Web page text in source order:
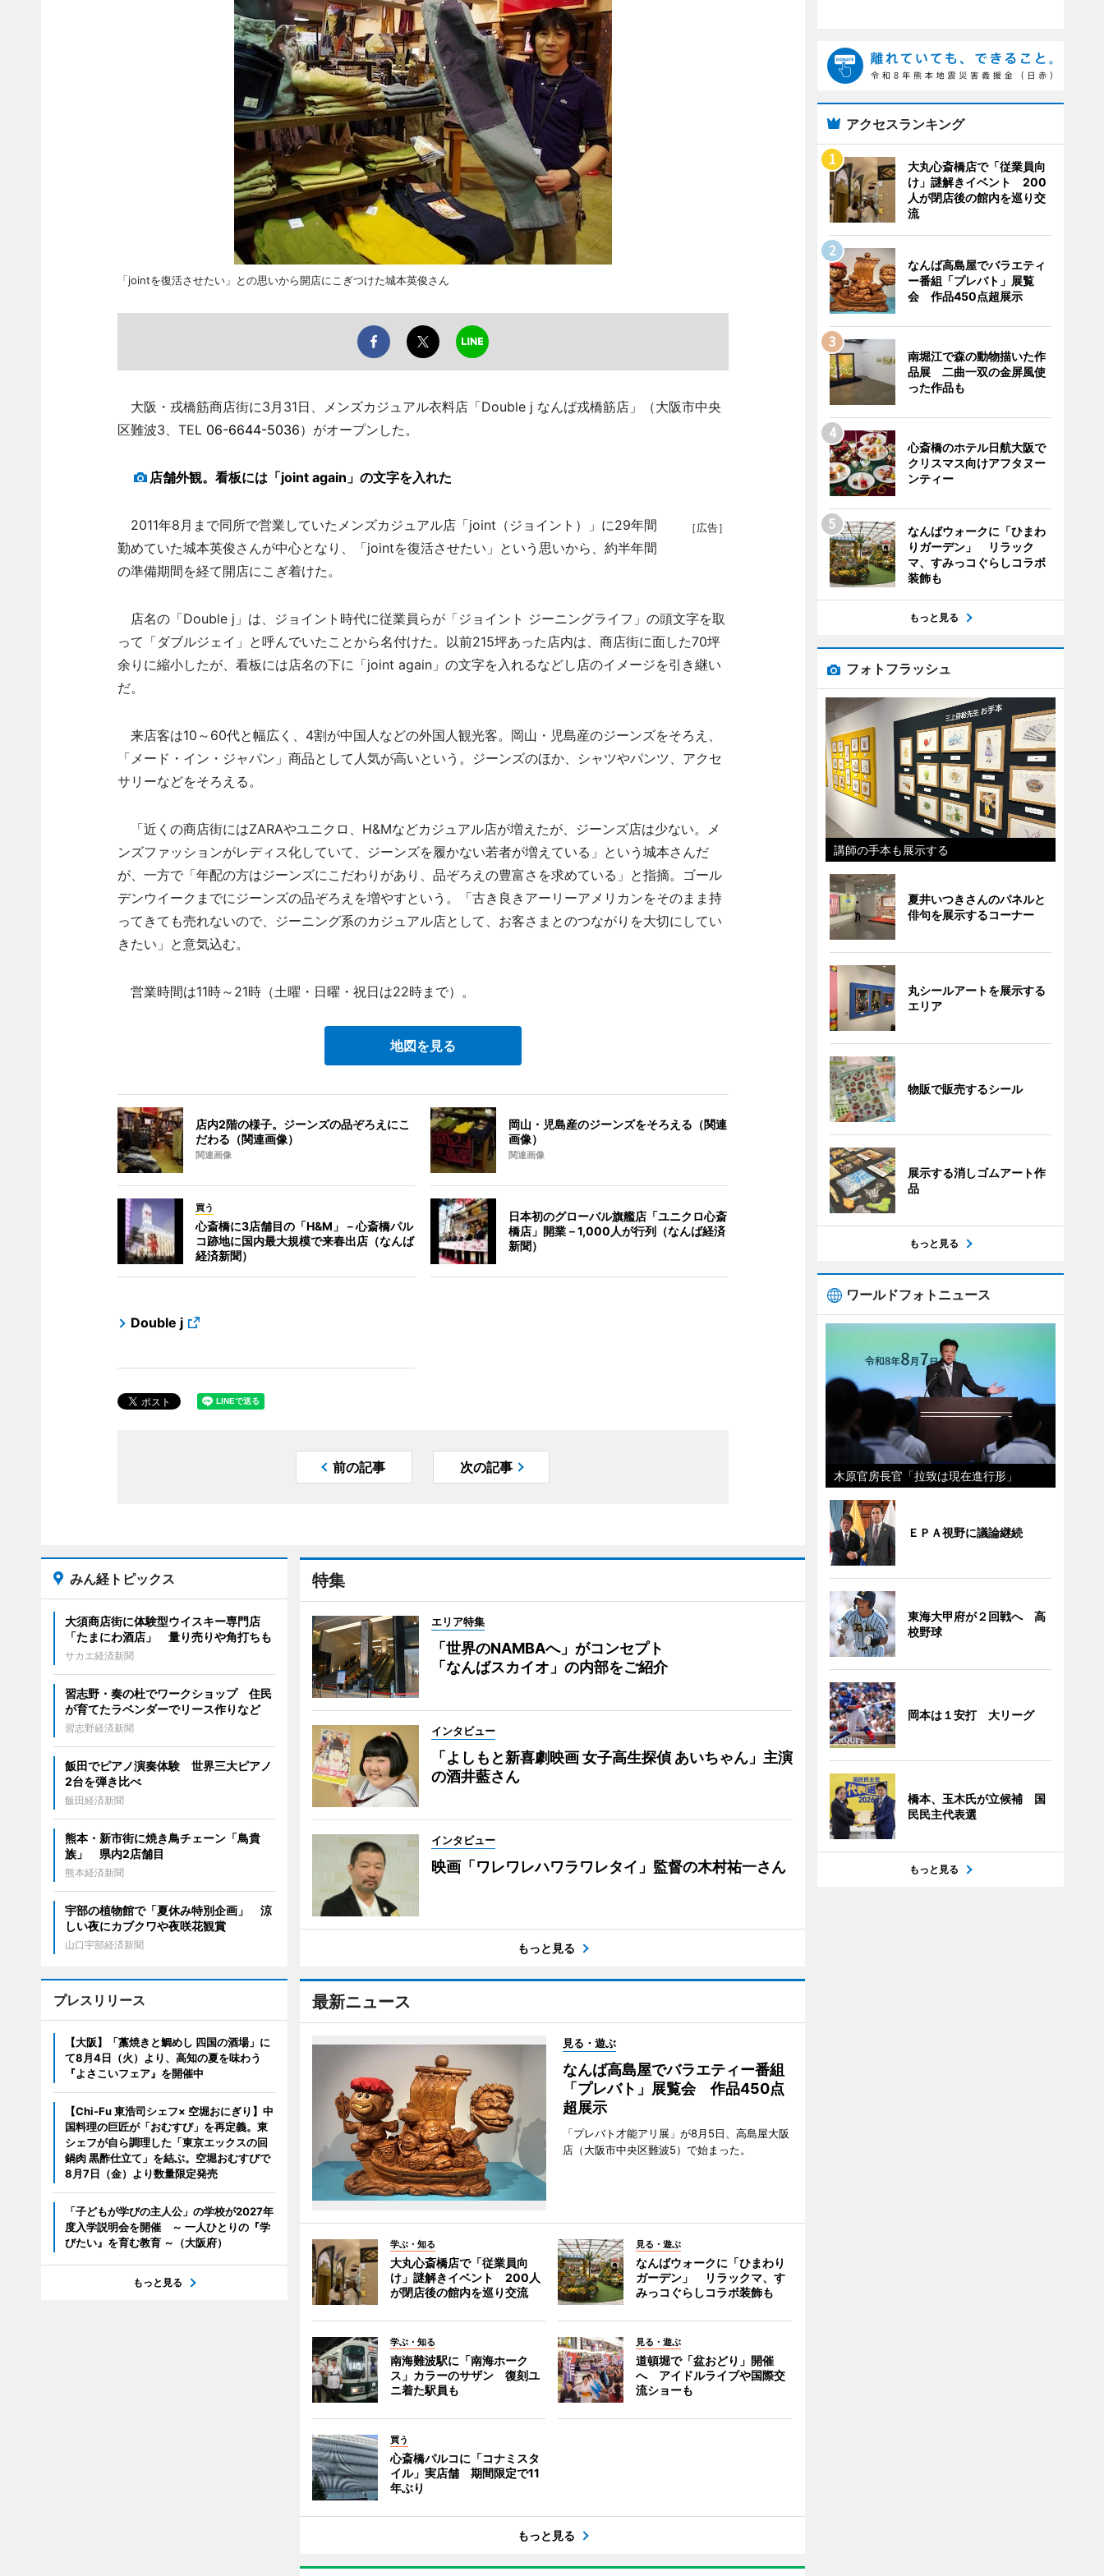
「jointを復活させたい」との思いから開店にこぎつけた城本英俊さん
大阪・戎橋筋商店街に3月31日、メンズカジュアル衣料店「Double j なんば戎橋筋店」（大阪市中央
区難波3、TEL 06-6644-5036）がオープンした。
店舗外観。看板には「joint again」の文字を入れた
［広告］
2011年8月まで同所で営業していたメンズカジュアル店「joint（ジョイント）」に29年間
勤めていた城本英俊さんが中心となり、「jointを復活させたい」という思いから、約半年間
の準備期間を経て開店にこぎ着けた。
店名の「Double j」は、ジョイント時代に従業員らが「ジョイント ジーニングライフ」の頭文字を取
って「ダブルジェイ」と呼んでいたことから名付けた。以前215坪あった店内は、商店街に面した70坪
余りに縮小したが、看板には店名の下に「joint again」の文字を入れるなどし店のイメージを引き継い
だ。
来店客は10～60代と幅広く、4割が中国人などの外国人観光客。岡山・児島産のジーンズをそろえ、
「メード・イン・ジャパン」商品として人気が高いという。ジーンズのほか、シャツやパンツ、アクセ
サリーなどをそろえる。
「近くの商店街にはZARAやユニクロ、H&Mなどカジュアル店が増えたが、ジーンズ店は少ない。メ
ンズファッションがレディス化していて、ジーンズを履かない若者が増えている」という城本さんだ
が、一方で「年配の方はジーンズにこだわりがあり、品ぞろえの豊富さを求めている」と指摘。ゴール
デンウイークまでにジーンズの品ぞろえを増やすという。「古き良きアーリーアメリカンをそのまま持
ってきても売れないので、ジーニング系のカジュアル店として、お客さまとのつながりを大切にしてい
きたい」と意気込む。
営業時間は11時～21時（土曜・日曜・祝日は22時まで）。
地図を見る
店内2階の様子。ジーンズの品ぞろえにこ
だわる（関連画像）
関連画像
岡山・児島産のジーンズをそろえる（関連
画像）
関連画像
買う
心斎橋に3店舗目の「H&M」－心斎橋パル
コ跡地に国内最大規模で来春出店（なんば
経済新聞）
日本初のグローバル旗艦店「ユニクロ心斎
橋店」開業－1,000人が行列（なんば経済
新聞）
Double j
前の記事 次の記事
特集
エリア特集
「世界のNAMBAへ」がコンセプト
「なんばスカイオ」の内部をご紹介
インタビュー
「よしもと新喜劇映画 女子高生探偵 あいちゃん」主演
の酒井藍さん
インタビュー
映画「ワレワレハワラワレタイ」監督の木村祐一さん
もっと見る
最新ニュース
見る・遊ぶ
なんば高島屋でバラエティー番組
「プレバト」展覧会 作品450点
超展示
「プレバト才能アリ展」が8月5日、高島屋大阪
店（大阪市中央区難波5）で始まった。
学ぶ・知る
大丸心斎橋店で「従業員向
け」謎解きイベント 200人
が閉店後の館内を巡り交流
見る・遊ぶ
なんばウォークに「ひまわり
ガーデン」 リラックマ、す
みっコぐらしコラボ装飾も
学ぶ・知る
南海難波駅に「南海ホーク
ス」カラーのサザン 復刻ユ
ニ着た駅員も
見る・遊ぶ
道頓堀で「盆おどり」開催
へ アイドルライブや国際交
流ショーも
買う
心斎橋パルコに「コナミスタ
イル」実店舗 期間限定で11
年ぶり
もっと見る
みん経トピックス
大須商店街に体験型ウイスキー専門店
「たまにわ酒店」 量り売りや角打ちも
サカエ経済新聞
習志野・奏の杜でワークショップ 住民
が育てたラベンダーでリース作りなど
習志野経済新聞
飯田でピアノ演奏体験 世界三大ピアノ
2台を弾き比べ
飯田経済新聞
熊本・新市街に焼き鳥チェーン「鳥貴
族」 県内2店舗目
熊本経済新聞
宇部の植物館で「夏休み特別企画」 涼
しい夜にカブクワや夜咲花観賞
山口宇部経済新聞
プレスリリース
【大阪】「藁焼きと鯛めし 四国の酒場」に
て8月4日（火）より、高知の夏を味わう
『よさこいフェア』を開催中
【Chi-Fu 東浩司シェフ× 空堀おにぎり】中
国料理の巨匠が「おむすび」を再定義。東
シェフが自ら調理した「東京エックスの回
鍋肉 黒酢仕立て」を結ぶ。空堀おむすびで
8月7日（金）より数量限定発売
「子どもが学びの主人公」の学校が2027年
度入学説明会を開催 ～ 一人ひとりの『学
びたい』を育む教育 ～（大阪府）
もっと見る
アクセスランキング
大丸心斎橋店で「従業員向
け」謎解きイベント 200
人が閉店後の館内を巡り交
流
なんば高島屋でバラエティ
ー番組「プレバト」展覧
会 作品450点超展示
南堀江で森の動物描いた作
品展 二曲一双の金屏風使
った作品も
心斎橋のホテル日航大阪で
クリスマス向けアフタヌー
ンティー
なんばウォークに「ひまわ
りガーデン」 リラック
マ、すみっコぐらしコラボ
装飾も
もっと見る
フォトフラッシュ
講師の手本も展示する
夏井いつきさんのパネルと
俳句を展示するコーナー
丸シールアートを展示する
エリア
物販で販売するシール
展示する消しゴムアート作
品
もっと見る
ワールドフォトニュース
木原官房長官「拉致は現在進行形」
ＥＰＡ視野に議論継続
東海大甲府が２回戦へ 高
校野球
岡本は１安打 大リーグ
橋本、玉木氏が立候補 国
民民主代表選
もっと見る